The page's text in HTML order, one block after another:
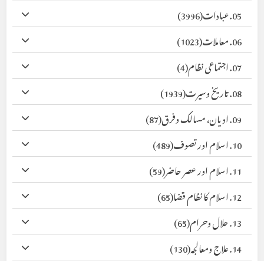
05. عبادات
(3996)
06. معاملات
(1023)
07. اجتماعی نظام
(4)
08. تاریخ وسیرت
(1939)
09. ادیان، مسالک وفرق
(87)
10. اسلام اور تصوف
(489)
11. اسلام اور عصر حاضر
(59)
12. اسلام کا نظام قضا
(65)
13. حلال وحرام
(65)
14. علاج ومعالجہ
(130)